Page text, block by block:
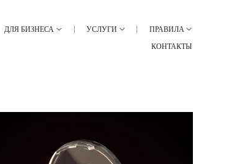
ДЛЯ БИЗНЕСА УСЛУГИ
ПРАВИЛА
КОНТАКТЫ